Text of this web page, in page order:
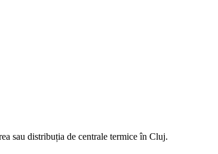
sau distribuția de centrale termice în Cluj.